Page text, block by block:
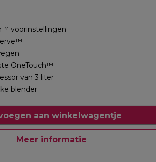
voorinstellingen
OneTouch™
van 3 liter
blender
aan winkelwagentje
Meer informatie